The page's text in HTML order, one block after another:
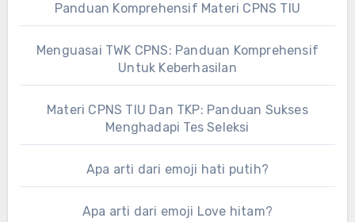
Panduan Komprehensif Materi CPNS TIU
Menguasai TWK CPNS: Panduan Komprehensif
Untuk Keberhasilan
Materi CPNS TIU Dan TKP: Panduan Sukses
Menghadapi Tes Seleksi
Apa arti dari emoji hati putih?
Apa arti dari emoji Love hitam?